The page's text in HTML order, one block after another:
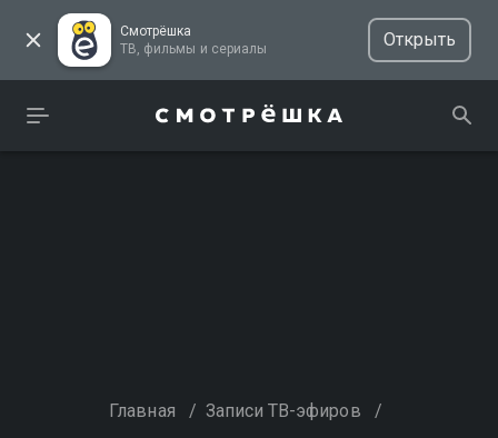
Смотрёшка
ТВ, фильмы и сериалы
Открыть
Главная / Записи ТВ-эфиров /